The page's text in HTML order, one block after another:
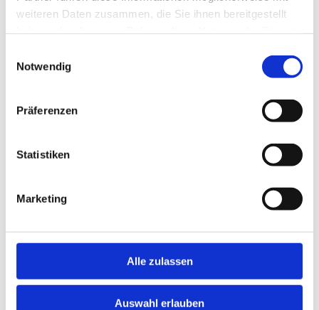
weiteren Daten zusammen, die Sie ihnen bereitgestellt
Notwendig
Präferenzen
Statistiken
Marketing
Alle zulassen
Auswahl erlauben
Bundesland: Niedersachsen
PLZ-Gebiet: DE-21xxx
Ort/Region: Stade
Arbeitszeit: Vollzeit - 40 h / Woche
Jetzt schnell bewerben
Merken